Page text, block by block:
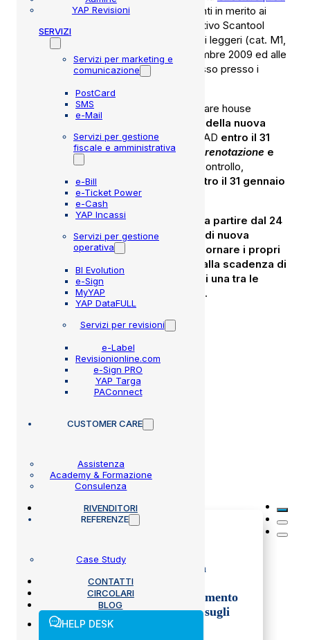
YAP Revisioni
SERVIZI
Servizi per marketing e
comunicazione
PostCard
SMS
e-Mail
Servizi per gestione
fiscale e amministrativa
e-Bill
e-Ticket Power
e-Cash
YAP Incassi
Servizi per gestione
operativa
BI Evolution
e-Sign
MyYAP
YAP DataFULL
Servizi per revisioni
e-Label
Revisionionline.com
e-Sign PRO
YAP Targa
PAConnect
CUSTOMER CARE
Assistenza
Academy & Formazione
Consulenza
RIVENDITORI
REFERENZE
Case Study
CONTATTI
CIRCOLARI
BLOG
HELP DESK
n° 33287
che fornisce alcuni chiarimenti in merito ai
requisiti per l’approvazione del dispositivo Scantool
OBD nelle prove di revisione dei veicoli leggeri (cat. M1,
M2 o N1) immatricolati dopo il 1° settembre 2009 ed alle
modalità di implementazione dello stesso presso i
In particolare, si chiarisce che le software house
dovranno provvedere al
caricamento della nuova
chiave pubblicasul portale del CRSPAD entro il 31
dicembre 2023e che i software PCPrenotazione e
PCStazione, in uso presso i Centri di controllo,
dovranno risultare tutti adeguati entro il 31 gennaio
Inoltre, viene confermato che i Centri, a partire dal 24
febbraio 2024, sono tenuti a
dotarsi di nuova
apparecchiaturaScantool
o ad aggiornare i propri
contagiri entro il termine definito dalla scadenza di
validità della verifica metrologica di una tra le
attrezzature in uso presso il centro .
Novembre 8, 2023
Altre circolari
Disposizioni operative per la
verifica dei veicoli mirate al
rafforzamento e al completamento
delle campagne di richiamo sugli
airbag Takata.